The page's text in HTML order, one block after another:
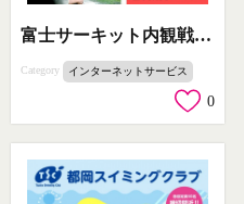
富士サーキット内観戦キャンプ
Category インターネットサービス
0